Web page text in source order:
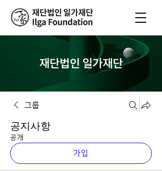
재단법인 일가재단
그룹
공지사항
공개
가입